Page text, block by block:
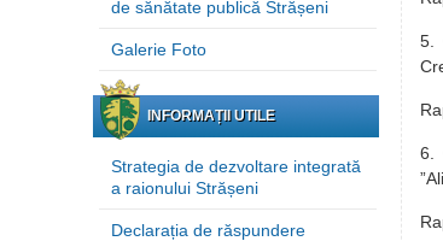
de sănătate publică Strășeni
Galerie Foto
INFORMAȚII UTILE
Strategia de dezvoltare integrată
a raionului Strășeni
Declarația de răspundere
5.
6.